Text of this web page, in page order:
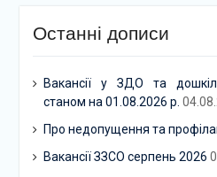
Останні дописи
Вакансії у ЗДО та
станом на 01.08.2026 р.
Про недопущення та
Вакансії ЗЗСО серпень 2026